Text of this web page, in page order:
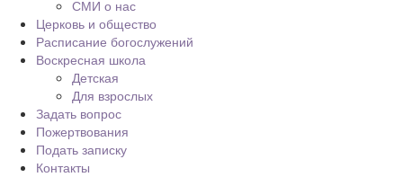
СМИ о нас
Церковь и общество
Расписание богослужений
Воскресная школа
Детская
Для взрослых
Задать вопрос
Пожертвования
Подать записку
Контакты